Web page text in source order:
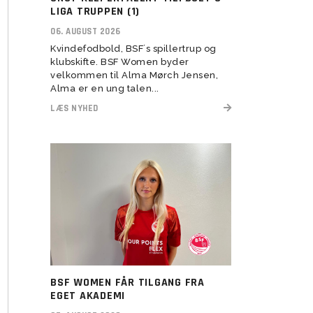
herresenior
Assistenttrænere søges til
BSF Talent (U13-U17)
Elitetillæg
Pige Talent og uddannelse
LIGA TRUPPEN (1)
06. AUGUST 2026
Kvindefodbold, BSF´s spillertrup og
klubskifte. BSF Women byder
velkommen til Alma Mørch Jensen,
Alma er en ung talen...
LÆS NYHED
BSF WOMEN FÅR TILGANG FRA
EGET AKADEMI